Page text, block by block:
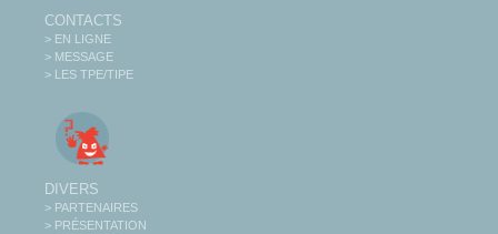
CONTACTS
> EN LIGNE
> MESSAGE
> LES TPE/TIPE
DIVERS
> PARTENAIRES
> PRÉSENTATION